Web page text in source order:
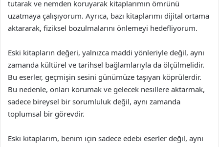
tutarak ve nemden koruyarak kitaplarımın ömrünü
uzatmaya çalışıyorum. Ayrıca, bazı kitaplarımı dijital ortama
aktararak, fiziksel bozulmalarını önlemeyi hedefliyorum.
Eski kitapların değeri, yalnızca maddi yönleriyle değil, aynı
zamanda kültürel ve tarihsel bağlamlarıyla da ölçülmelidir.
Bu eserler, geçmişin sesini günümüze taşıyan köprülerdir.
Bu nedenle, onları korumak ve gelecek nesillere aktarmak,
sadece bireysel bir sorumluluk değil, aynı zamanda
toplumsal bir görevdir.
Eski kitaplarım, benim için sadece edebi eserler değil, aynı